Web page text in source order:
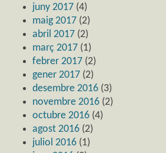
juny 2017 (4)
maig 2017 (2)
abril 2017 (2)
març 2017 (1)
febrer 2017 (2)
gener 2017 (2)
desembre 2016 (3)
novembre 2016 (2)
octubre 2016 (4)
agost 2016 (2)
juliol 2016 (1)